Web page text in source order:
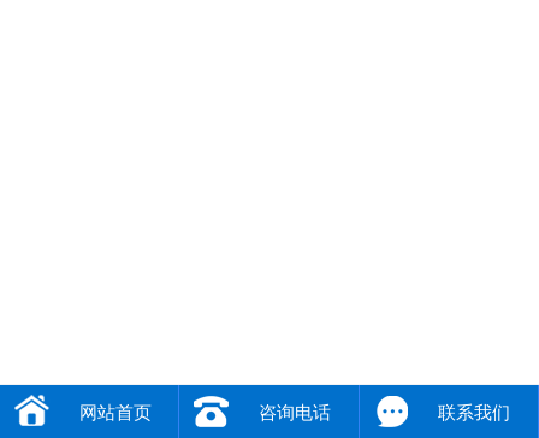
网站首页 咨询电话 联系我们